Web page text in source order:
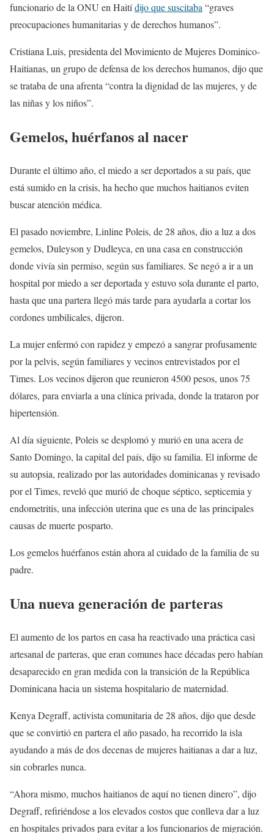
funcionario de la ONU en Haitídijo que suscitaba “graves
preocupaciones humanitarias y de derechos humanos”.
Cristiana Luis, presidenta del Movimiento de Mujeres Dominico-
Haitianas, un grupo de defensa de los derechos humanos, dijo que
se trataba de una afrenta “contra la dignidad de las mujeres, y de
las niñas y los niños”.
Gemelos, huérfanos al nacer
Durante el último año, el miedo a ser deportados a su país, que
está sumido en la crisis, ha hecho que muchos haitianos eviten
buscar atención médica.
El pasado noviembre, Linline Poleis, de 28 años, dio a luz a dos
gemelos, Duleyson y Dudleyca, en una casa en construcción
donde vivía sin permiso, según sus familiares. Se negó a ir a un
hospital por miedo a ser deportada y estuvo sola durante el parto,
hasta que una partera llegó más tarde para ayudarla a cortar los
cordones umbilicales, dijeron.
La mujer enfermó con rapidez y empezó a sangrar profusamente
por la pelvis, según familiares y vecinos entrevistados por el
Times. Los vecinos dijeron que reunieron 4500 pesos, unos 75
dólares, para enviarla a una clínica privada, donde la trataron por
hipertensión.
Al día siguiente, Poleis se desplomó y murió en una acera de
Santo Domingo, la capital del país, dijo su familia. El informe de
su autopsia, realizado por las autoridades dominicanas y revisado
por el Times, reveló que murió de choque séptico, septicemia y
endometritis, una infección uterina que es una de las principales
causas de muerte posparto.
Los gemelos huérfanos están ahora al cuidado de la familia de su
padre.
Una nueva generación de parteras
El aumento de los partos en casa ha reactivado una práctica casi
artesanal de parteras, que eran comunes hace décadas pero habían
desaparecido en gran medida con la transición de la República
Dominicana hacia un sistema hospitalario de maternidad.
Kenya Degraff, activista comunitaria de 28 años, dijo que desde
que se convirtió en partera el año pasado, ha recorrido la isla
ayudando a más de dos decenas de mujeres haitianas a dar a luz,
sin cobrarles nunca.
“Ahora mismo, muchos haitianos de aquí no tienen dinero”, dijo
Degraff, refiriéndose a los elevados costos que conlleva dar a luz
en hospitales privados para evitar a los funcionarios de migración.